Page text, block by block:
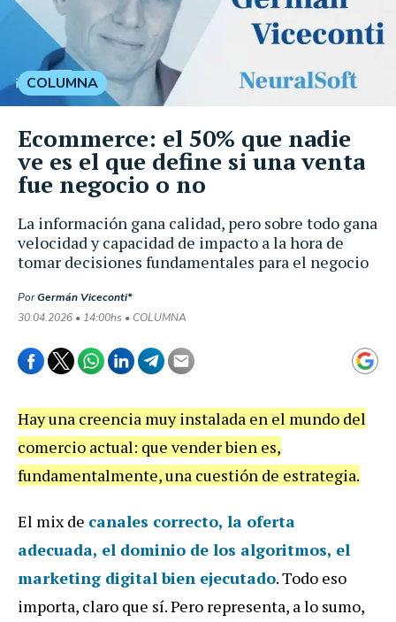
La información gana calidad, pero sobre todo gana
velocidad y capacidad de impacto a la hora de
tomar decisiones fundamentales para el negocio
PorGermán Viceconti*
30.04.2026 • 14:00hs • COLUMNA
COLUMNA
Ecommerce: el 50% que nadie
ve es el que define si una venta
fue negocio o no
Hay una creencia muy instalada en el mundo del
comercio actual: que vender bien es,
fundamentalmente, una cuestión de estrategia.
El mix de canales correcto, la oferta
adecuada, el dominio de los algoritmos, el
marketing digital bien ejecutado. Todo eso
importa, claro que sí. Pero representa, a lo sumo,